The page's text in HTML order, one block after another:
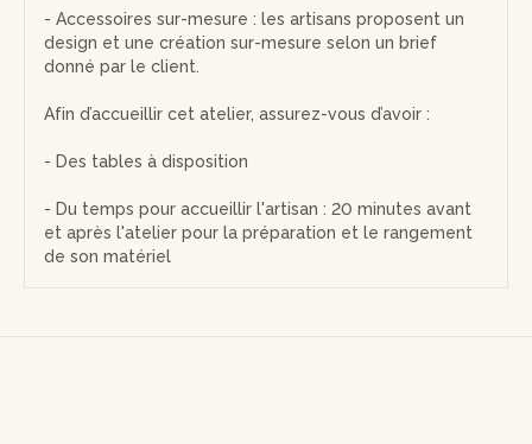
- Accessoires sur-mesure : les artisans proposent un
design et une création sur-mesure selon un brief
donné par le client.
Afin d’accueillir cet atelier, assurez-vous d’avoir :
- Des tables à disposition
- Du temps pour accueillir l'artisan : 20 minutes avant
et après l'atelier pour la préparation et le rangement
de son matériel